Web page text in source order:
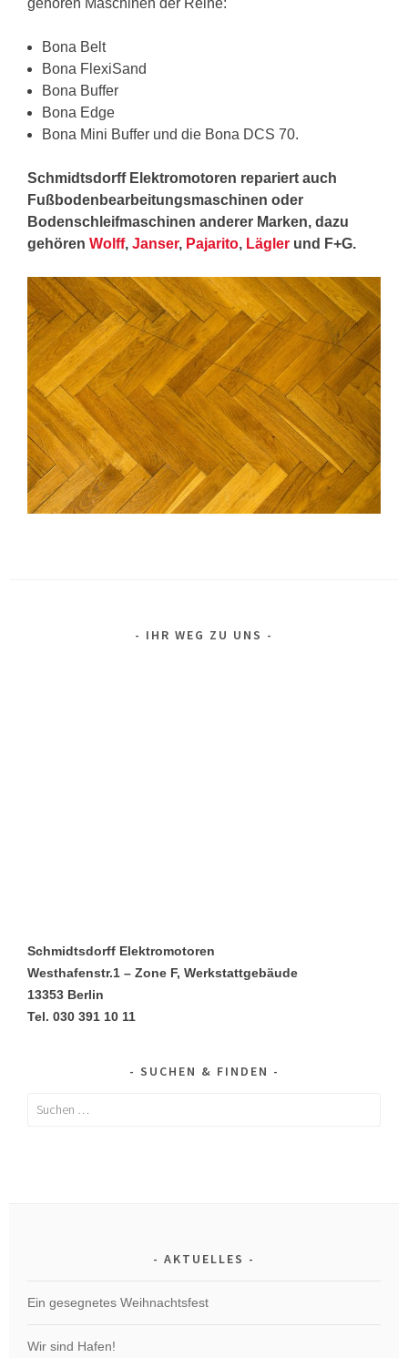
gehören Maschinen der Reihe:
Bona Belt
Bona FlexiSand
Bona Buffer
Bona Edge
Bona Mini Buffer und die Bona DCS 70.
Schmidtsdorff Elektromotoren repariert auch
Fußbodenbearbeitungsmaschinen oder
Bodenschleifmaschinen anderer Marken, dazu
gehörenWolff,Janser, Pajarito, Lägler und F+G.
IHR WEG ZU UNS
Schmidtsdorff Elektromotoren
Westhafenstr.1 – Zone F, Werkstattgebäude
13353 Berlin
Tel. 030 391 10 11
SUCHEN & FINDEN
Suchen
AKTUELLES
Ein gesegnetes Weihnachtsfest
Wir sind Hafen!